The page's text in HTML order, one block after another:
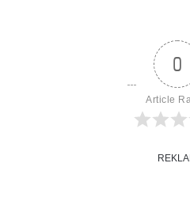
0
Article